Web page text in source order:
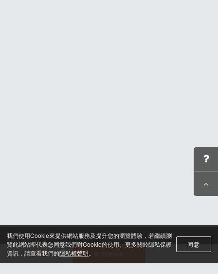
● 採用回收海洋廢棄漁網再製尼龍製成
● 材質細緻親膚，吸水快速且耐用不易變形
● 跑友線上加購特惠價
對於此次品項異動造成的不便，我們深感抱歉。主辦單
8Y8Qk3gTT8ZBjk9x8xlkCAMC33Cgd6RAIh_JNkvg/vi
我們使用Cookie來提供網站服務及提升您的瀏覽體驗，若繼續瀏
覽此網站即代表您同意我們對Cookie的使用。更多關於隱私保護
資訊，請查看我們的隱私權聲明。
同意
活動選單
關於筆記報名
聯絡我們*
合作諮詢